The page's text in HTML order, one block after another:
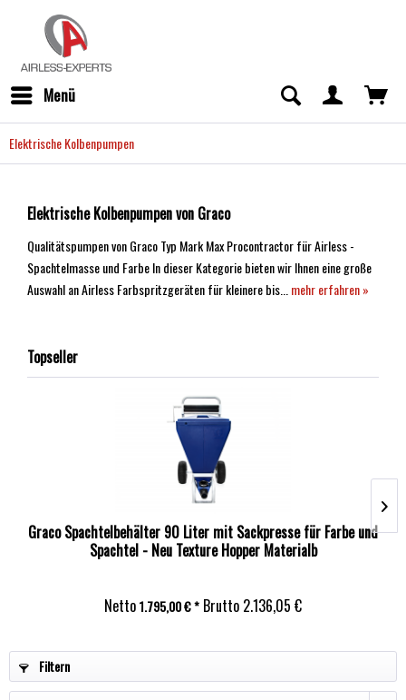
Menü
Elektrische Kolbenpumpen
Elektrische Kolbenpumpen von Graco
Qualitätspumpen von Graco Typ Mark Max Procontractor für Airless -
Spachtelmasse und Farbe In dieser Kategorie bieten wir Ihnen eine große
Auswahl an Airless Farbspritzgeräten für kleinere bis... mehr erfahren »
Topseller
Graco Spachtelbehälter 90 Liter mit Sackpresse für Farbe und
Spachtel - Neu Texture Hopper Materialb
Netto1.795,00 € * Brutto 2.136,05 €
Filtern